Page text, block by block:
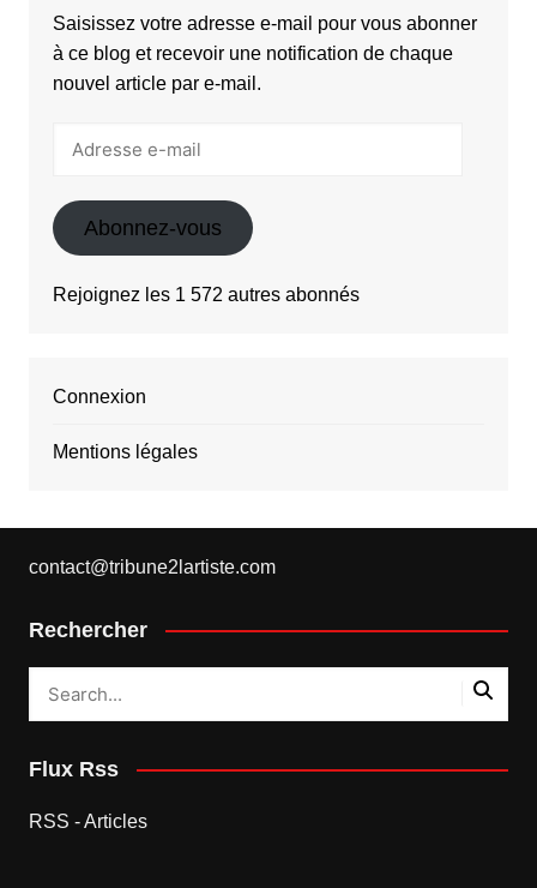
Saisissez votre adresse e-mail pour vous abonner
à ce blog et recevoir une notification de chaque
nouvel article par e-mail.
Abonnez-vous
Rejoignez les 1 572 autres abonnés
Connexion
Mentions légales
contact@tribune2lartiste.com
Rechercher
Flux Rss
RSS - Articles